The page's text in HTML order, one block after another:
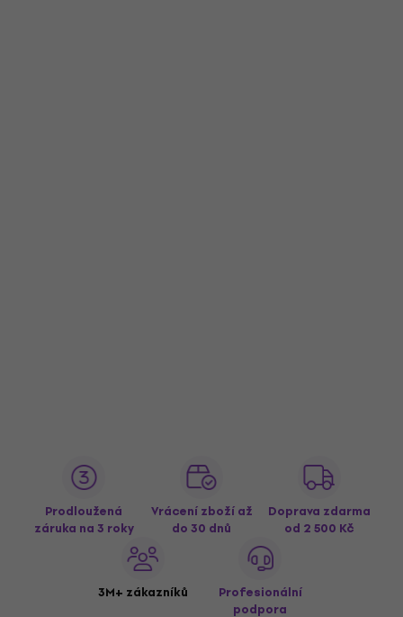
Prodloužená
záruka na 3 roky
Vrácení zboží až
do 30 dnů
Doprava zdarma
od 2 500 Kč
3M+ zákazníků
Profesionální
podpora